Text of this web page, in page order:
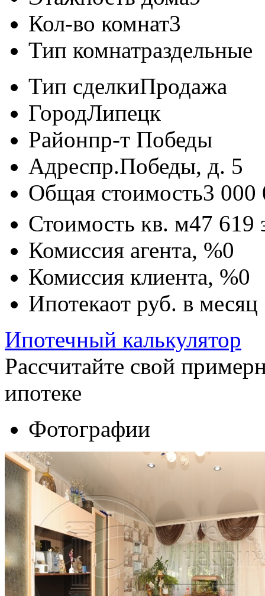
Кол-во комнат3
Тип комнатраздельные
Тип сделкиПродажа
ГородЛипецк
Районпр-т Победы
Адреспр.Победы, д. 5
Общая стоимость3 000
Стоимость кв. м47 619
Комиссия агента, %0
Комиссия клиента, %0
Ипотекаот руб. в месяц
Ипотечный калькулятор
Рассчитайте свой
ипотеке
Фотографии